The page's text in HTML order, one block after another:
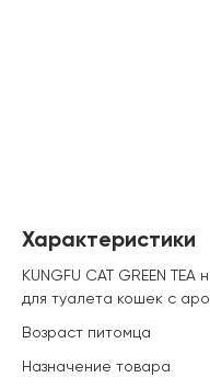
Характеристики
KUNGFU CAT GREEN
для туалета кошек с
Возраст питомца
Назначение товара